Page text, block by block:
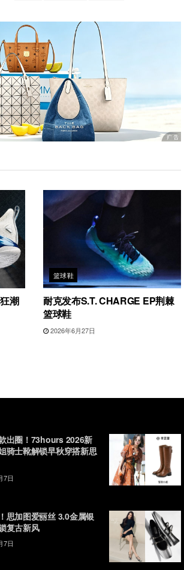
潮
篮球鞋
耐克发布S.T. CHARGE EP荆棘
篮球鞋
2026年6月27日
出圈！73hours 2026新
骑士靴解锁早秋穿搭新思
7日
思加图爱丽丝 3.0金属银
复古新风
7日